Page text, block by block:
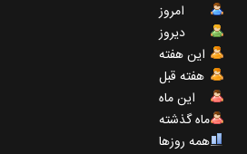
امروز
دیروز
این هفته
هفته قبل
این ماه
ماه گذشته
همه روزها